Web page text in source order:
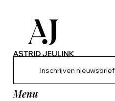
Inschrijven nieuwsbrief
Menu